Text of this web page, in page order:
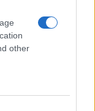
other